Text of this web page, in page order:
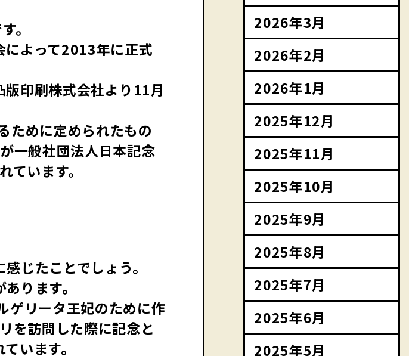
。
によって2013年に正式
印刷株式会社より11月
ために定められたもの
一般社団法人日本記念
います。
じたことでしょう。
ります。
ゲリータ王妃のために作
を訪問した際に記念と
います。
2026年3月
2026年2月
2026年1月
2025年12月
2025年11月
2025年10月
2025年9月
2025年8月
2025年7月
2025年6月
2025年5月